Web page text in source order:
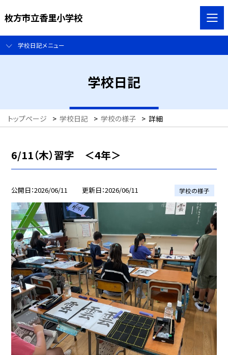
枚方市立香里小学校
学校日記メニュー
学校日記
トップページ > 学校日記 > 学校の様子 > 詳細
6/11（木）習字 ＜4年＞
公開日 2026/06/11 更新日 2026/06/11 学校の様子